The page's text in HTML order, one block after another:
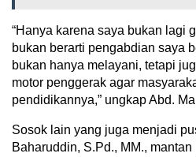
“Hanya karena saya bukan lagi
bukan berarti pengabdian saya
bukan hanya melayani, tetapi
motor penggerak agar
pendidikannya,” ungkap Abd.
Sosok lain yang juga menjadi
Baharuddin, S.Pd., MM.,